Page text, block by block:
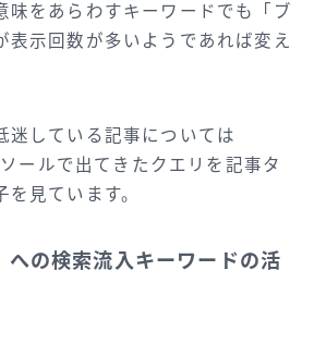
味をあらわすキーワードでも「ブ
表示回数が多いようであれば変え
迷している記事については
ールで出てきたクエリを記事タ
見ています。
への検索流入キーワードの活